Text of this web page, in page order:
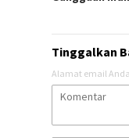
Tinggalkan
Alamat email